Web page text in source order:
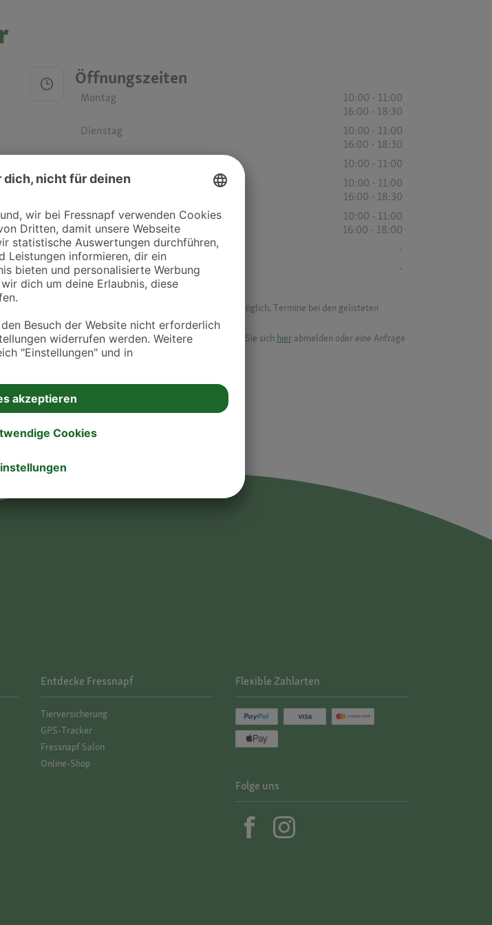
Öffnungszeiten
Montag
10:00 - 11:00
16:00 - 18:30
Dienstag
10:00 - 11:00
16:00 - 18:30
10:00 - 11:00
Donnerstag
10:00 - 11:00
16:00 - 18:30
Freitag
10:00 - 11:00
16:00 - 18:00
Samstag
-
Sonntag
-
übersichtlich anzuzeigen. Über Dr. Fressnapf ist es nicht möglich, Termine bei den gelisteten
hierfür direkt an die jeweilige Praxis oder Klinik.
gelistet werden oder Ihre Daten ändern möchten, können Sie sich hier abmelden oder eine Anfrage
Entdecke Fressnapf
Tierversicherung
GPS-Tracker
Fressnapf Salon
Online-Shop
Flexible Zahlarten
Folge uns